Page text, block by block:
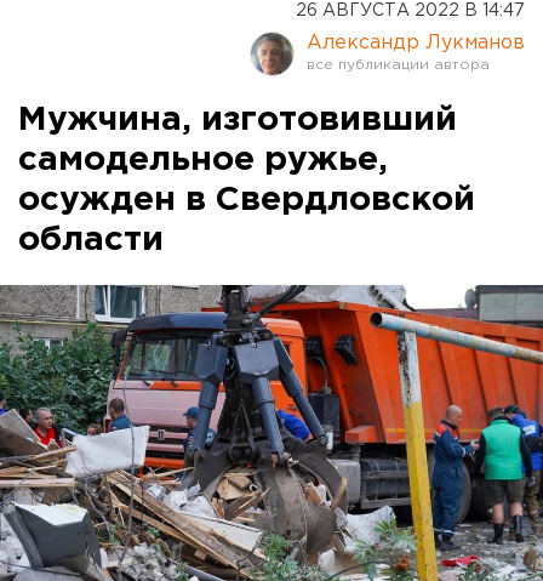
26 АВГУСТА 2022 В 14:47
Александр Лукманов
Мужчина, изготовивший
самодельное ружье,
осужден в Свердловской
области